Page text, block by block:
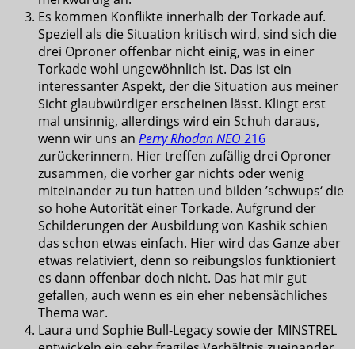
Es kommen Konflikte innerhalb der Torkade auf.
Speziell als die Situation kritisch wird, sind sich die
drei Oproner offenbar nicht einig, was in einer
Torkade wohl ungewöhnlich ist. Das ist ein
interessanter Aspekt, der die Situation aus meiner
Sicht glaubwürdiger erscheinen lässt. Klingt erst
mal unsinnig, allerdings wird ein Schuh daraus,
wenn wir uns an Perry Rhodan NEO 216
zurückerinnern. Hier treffen zufällig drei Oproner
zusammen, die vorher gar nichts oder wenig
miteinander zu tun hatten und bilden ’schwups‘ die
so hohe Autorität einer Torkade. Aufgrund der
Schilderungen der Ausbildung von Kashik schien
das schon etwas einfach. Hier wird das Ganze aber
etwas relativiert, denn so reibungslos funktioniert
es dann offenbar doch nicht. Das hat mir gut
gefallen, auch wenn es ein eher nebensächliches
Thema war.
Laura und Sophie Bull-Legacy sowie der MINSTREL